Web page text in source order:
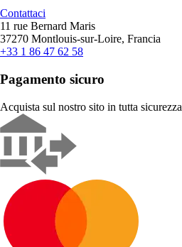
Contattaci
11 rue Bernard Maris
37270 Montlouis-sur-Loire, Francia
+33 1 86 47 62 58
Pagamento sicuro
Acquista sul nostro sito in tutta sicurezza